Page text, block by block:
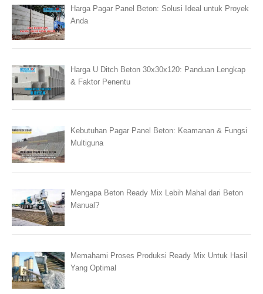
Harga Pagar Panel Beton: Solusi Ideal untuk Proyek
Anda
Harga U Ditch Beton 30x30x120: Panduan Lengkap
& Faktor Penentu
Kebutuhan Pagar Panel Beton: Keamanan & Fungsi
Multiguna
Mengapa Beton Ready Mix Lebih Mahal dari Beton
Manual?
Memahami Proses Produksi Ready Mix Untuk Hasil
Yang Optimal